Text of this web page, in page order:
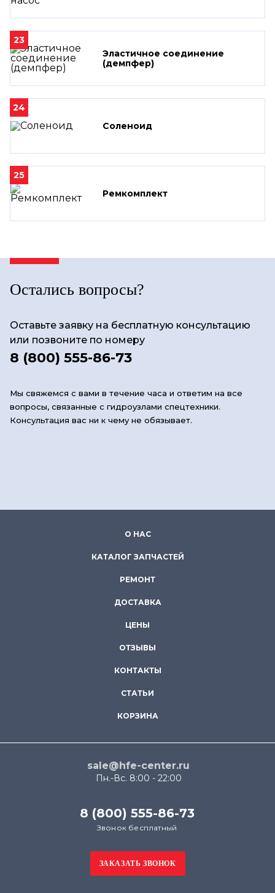
23
Эластичное соединение
(демпфер)
24
Соленоид
25
Ремкомплект
Остались вопросы?
Оставьте заявку на бесплатную консультацию
или позвоните по номеру
8 (800) 555-86-73
Мы свяжемся с вами в течение часа и ответим на все
вопросы, связанные с гидроузлами спецтехники.
Консультация вас ни к чему не обязывает.
О НАС
КАТАЛОГ ЗАПЧАСТЕЙ
РЕМОНТ
ДОСТАВКА
ЦЕНЫ
ОТЗЫВЫ
КОНТАКТЫ
СТАТЬИ
КОРЗИНА
sale@hfe-center.ru
Пн.-Вс. 8:00 - 22:00
8 (800) 555-86-73
Звонок бесплатный